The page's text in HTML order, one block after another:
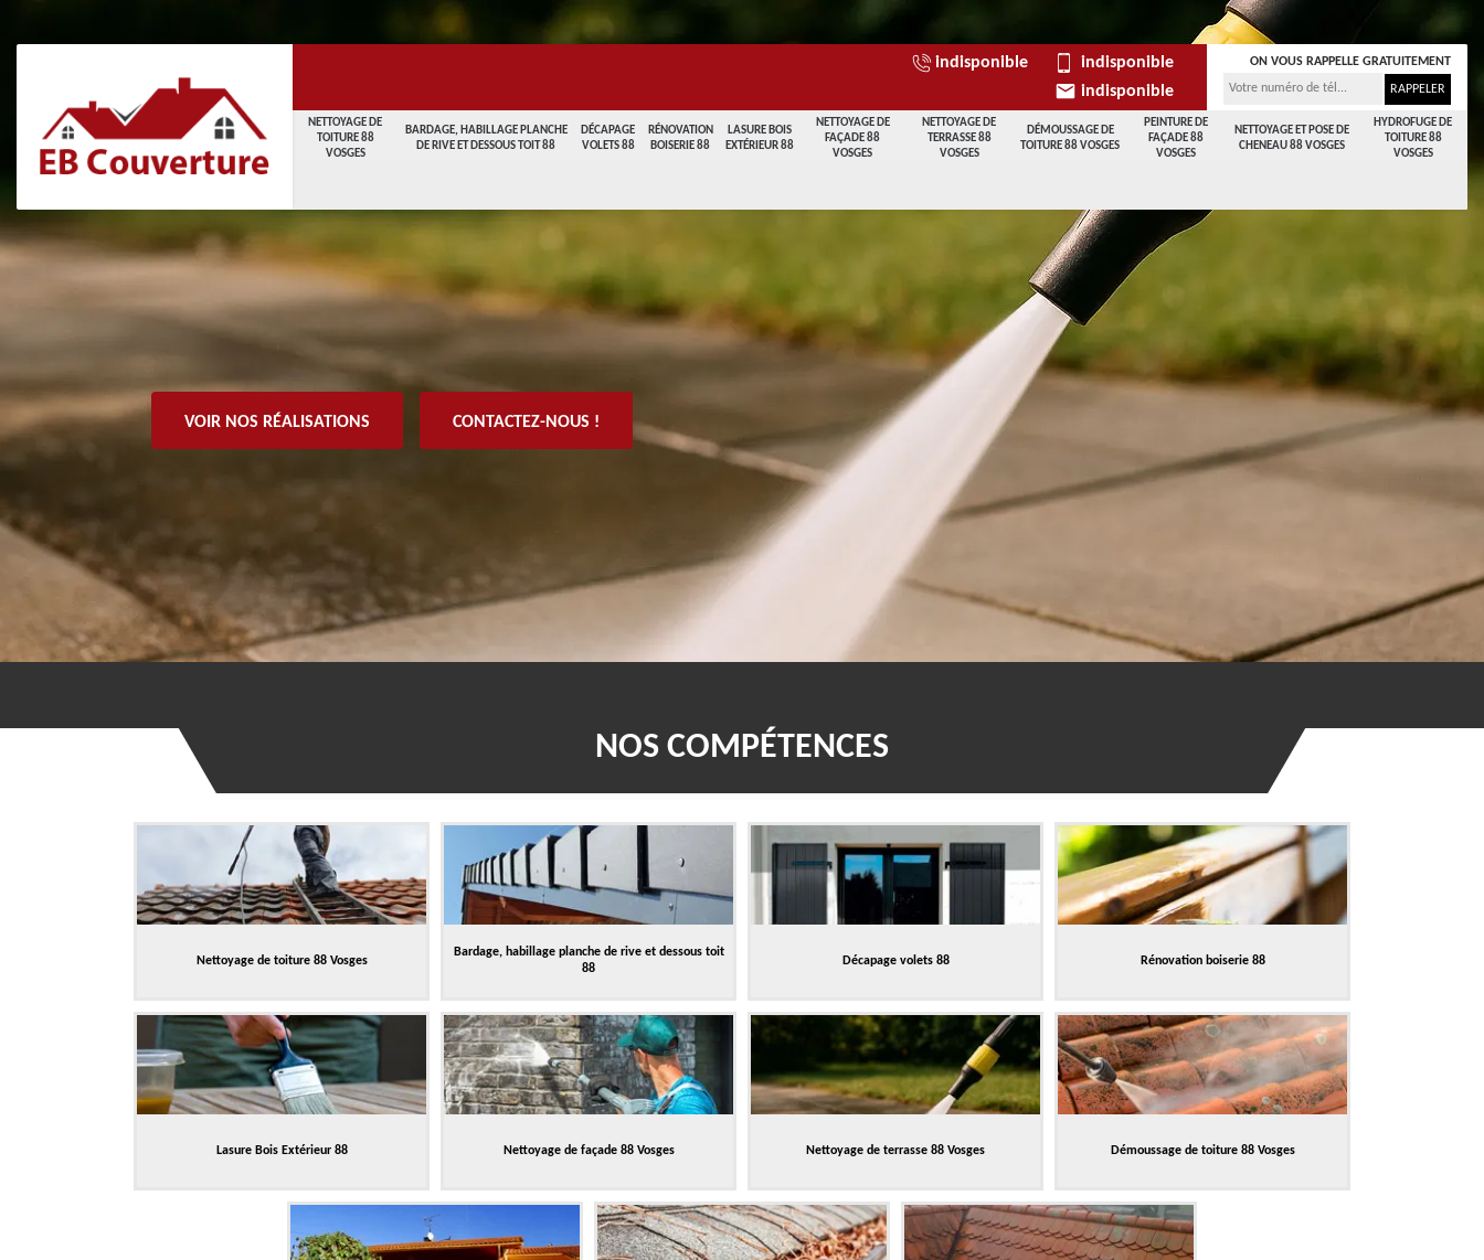
NETTOYAGE DE
TOITURE 88
VOSGES
BARDAGE, HABILLAGE PLANCHE
DE RIVE ET DESSOUS TOIT 88
DÉCAPAGE
VOLETS 88
RÉNOVATION
BOISERIE 88
LASURE BOIS
EXTÉRIEUR 88
NETTOYAGE DE
FAÇADE 88
VOSGES
NETTOYAGE DE
TERRASSE 88
VOSGES
DÉMOUSSAGE DE
TOITURE 88 VOSGES
PEINTURE DE
FAÇADE 88
VOSGES
NETTOYAGE ET POSE DE
CHENEAU 88 VOSGES
HYDROFUGE DE
TOITURE 88
VOSGES
indisponible
indisponible
indisponible
ON VOUS RAPPELLE GRATUITEMENT
VOIR NOS RÉALISATIONS CONTACTEZ-NOUS !
NOS COMPÉTENCES
Nettoyage de toiture 88 Vosges
Bardage, habillage planche de rive et dessous toit
88
Décapage volets 88 Rénovation boiserie 88
Lasure Bois Extérieur 88 Nettoyage de façade 88 Vosges Nettoyage de terrasse 88 Vosges Démoussage de toiture 88 Vosges